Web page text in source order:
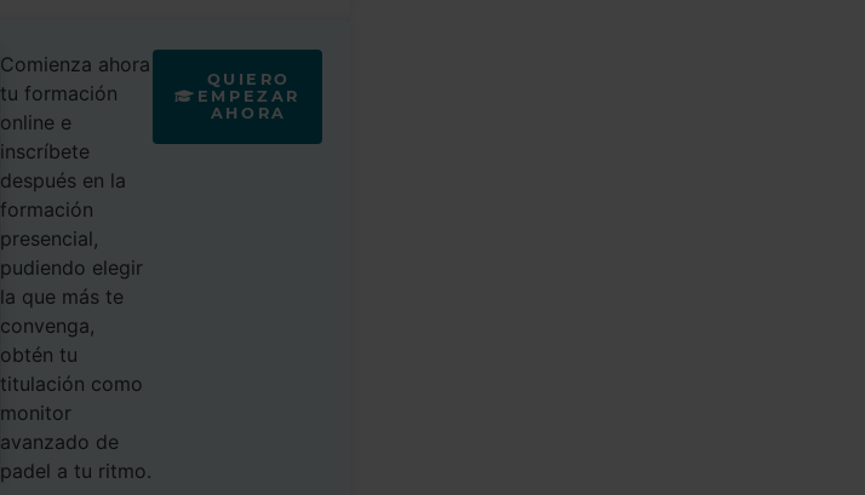
Comienza ahora
tu formación
online e
inscríbete
después en la
formación
presencial,
pudiendo elegir
la que más te
convenga,
obtén tu
titulación como
monitor
avanzado de
padel a tu ritmo.
QUIERO
EMPEZAR
AHORA